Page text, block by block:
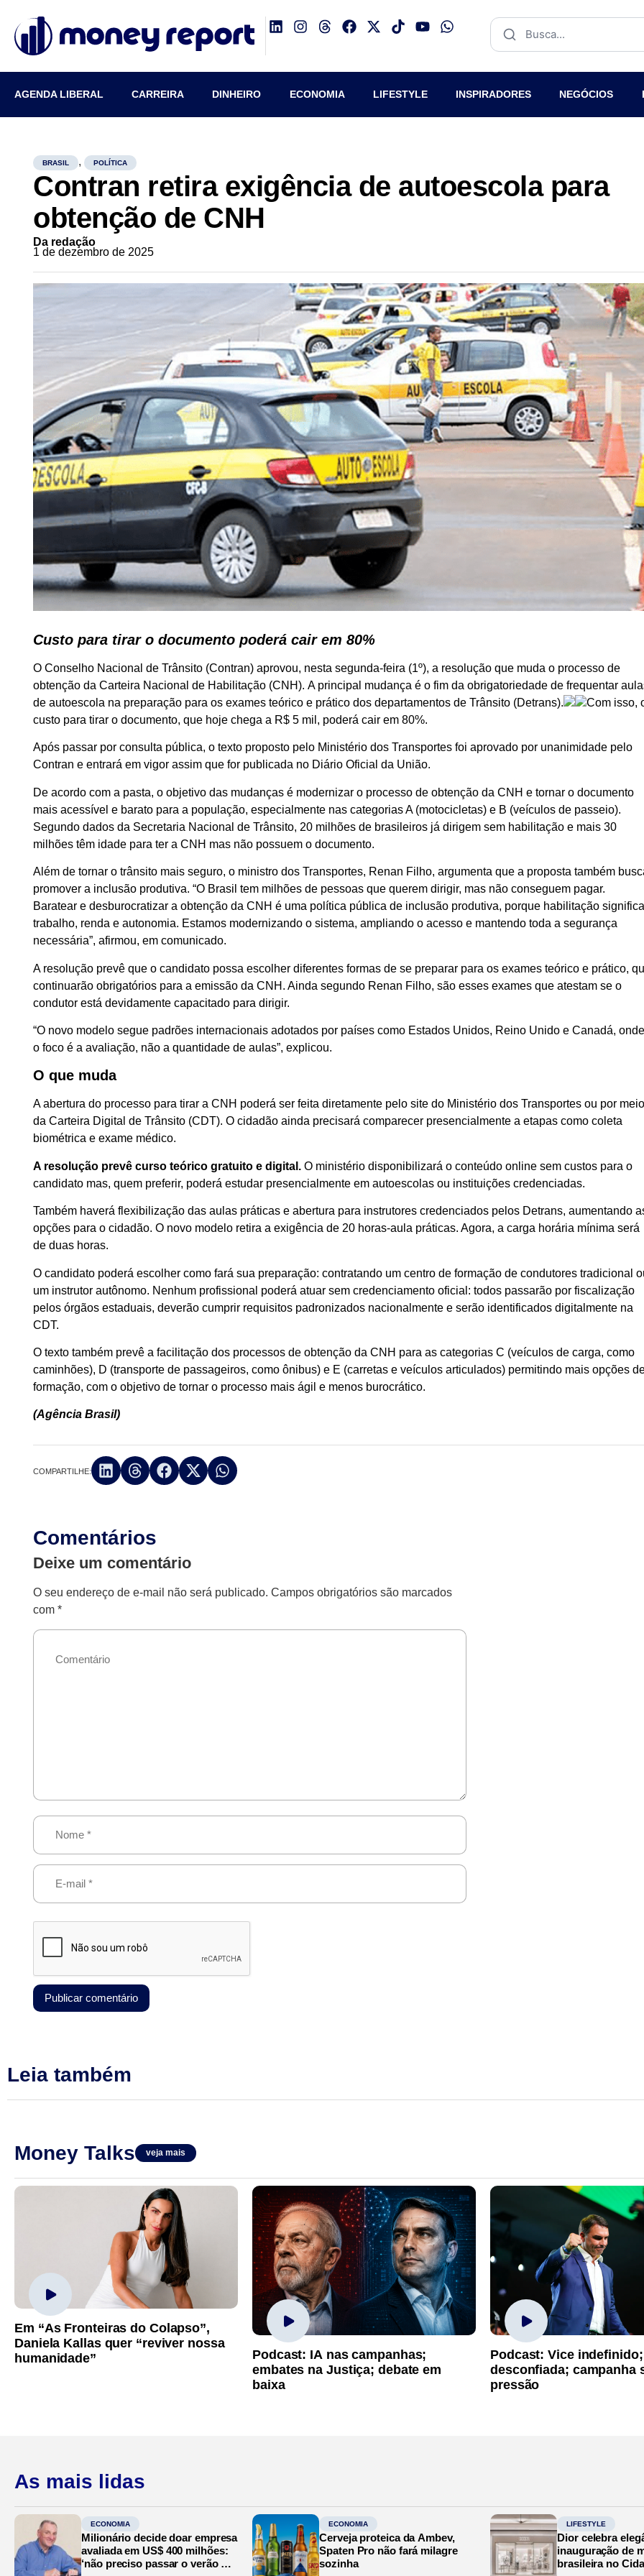
AGENDA LIBERAL CARREIRA DINHEIRO ECONOMIA LIFESTYLE INSPIRADORES NEGÓCIOS
BRASIL , POLÍTICA
Contran retira exigência de autoescola para
obtenção de CNH
Da redação
1 de dezembro de 2025
Custo para tirar o documento poderá cair em 80%
O Conselho Nacional de Trânsito (Contran) aprovou, nesta segunda-feira (1º), a resolução que muda o processo de
obtenção da Carteira Nacional de Habilitação (CNH). A principal mudança é o fim da obrigatoriedade de frequentar
de autoescola na preparação para os exames teórico e prático dos departamentos de Trânsito (Detrans).
Com isso,
custo para tirar o documento, que hoje chega a R$ 5 mil, poderá cair em 80%.
Após passar por consulta pública, o texto proposto pelo Ministério dos Transportes foi aprovado por unanimidade pelo
Contran e entrará em vigor assim que for publicada no Diário Oficial da União.
De acordo com a pasta, o objetivo das mudanças é modernizar o processo de obtenção da CNH e tornar o documento
mais acessível e barato para a população, especialmente nas categorias A (motocicletas) e B (veículos de passeio).
Segundo dados da Secretaria Nacional de Trânsito, 20 milhões de brasileiros já dirigem sem habilitação e mais 30
milhões têm idade para ter a CNH mas não possuem o documento.
Além de tornar o trânsito mais seguro, o ministro dos Transportes, Renan Filho, argumenta que a proposta também
promover a inclusão produtiva. “O Brasil tem milhões de pessoas que querem dirigir, mas não conseguem pagar.
Baratear e desburocratizar a obtenção da CNH é uma política pública de inclusão produtiva, porque habilitação significa
trabalho, renda e autonomia. Estamos modernizando o sistema, ampliando o acesso e mantendo toda a segurança
necessária”, afirmou, em comunicado.
A resolução prevê que o candidato possa escolher diferentes formas de se preparar para os exames teórico e prático,
continuarão obrigatórios para a emissão da CNH. Ainda segundo Renan Filho, são esses exames que atestam se o
condutor está devidamente capacitado para dirigir.
“O novo modelo segue padrões internacionais adotados por países como Estados Unidos, Reino Unido e Canadá, onde
o foco é a avaliação, não a quantidade de aulas”, explicou.
O que muda
A abertura do processo para tirar a CNH poderá ser feita diretamente pelo site do Ministério dos Transportes ou por meio
da Carteira Digital de Trânsito (CDT). O cidadão ainda precisará comparecer presencialmente a etapas como coleta
biométrica e exame médico.
A resolução prevê curso teórico gratuito e digital.O ministério disponibilizará o conteúdo online sem custos para o
candidato mas, quem preferir, poderá estudar presencialmente em autoescolas ou instituições credenciadas.
Também haverá flexibilização das aulas práticas e abertura para instrutores credenciados pelos Detrans, aumentando
opções para o cidadão. O novo modelo retira a exigência de 20 horas-aula práticas. Agora, a carga horária mínima será
de duas horas.
O candidato poderá escolher como fará sua preparação: contratando um centro de formação de condutores tradicional
um instrutor autônomo. Nenhum profissional poderá atuar sem credenciamento oficial: todos passarão por fiscalização
pelos órgãos estaduais, deverão cumprir requisitos padronizados nacionalmente e serão identificados digitalmente na
CDT.
O texto também prevê a facilitação dos processos de obtenção da CNH para as categorias C (veículos de carga, como
caminhões), D (transporte de passageiros, como ônibus) e E (carretas e veículos articulados) permitindo mais opções
formação, com o objetivo de tornar o processo mais ágil e menos burocrático.
(Agência Brasil)
COMPARTILHE:
Comentários
Deixe um comentário
O seu endereço de e-mail não será publicado. Campos obrigatórios são marcados
com*
Leia também
Money Talks veja mais
Em “As Fronteiras do Colapso”,
Daniela Kallas quer “reviver nossa
humanidade”
Podcast: IA nas campanhas;
embates na Justiça; debate em
baixa
Podcast: Vice
desconfiada; campanha
pressão
As mais lidas
ECONOMIA
Milionário decide doar empresa
avaliada em US$ 400 milhões:
‘não preciso passar o verão no
ECONOMIA
Cerveja proteica da Ambev,
Spaten Pro não fará milagre
sozinha
LIFESTYLE
Dior celebra
inauguração de
brasileira no